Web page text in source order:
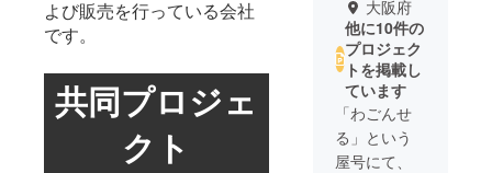
よび販売を行っている会社
です。
共同プロジェ
クト
大阪府
他に10件の
プロジェク
トを掲載し
ています
「わごんせ
る」という
屋号にて、